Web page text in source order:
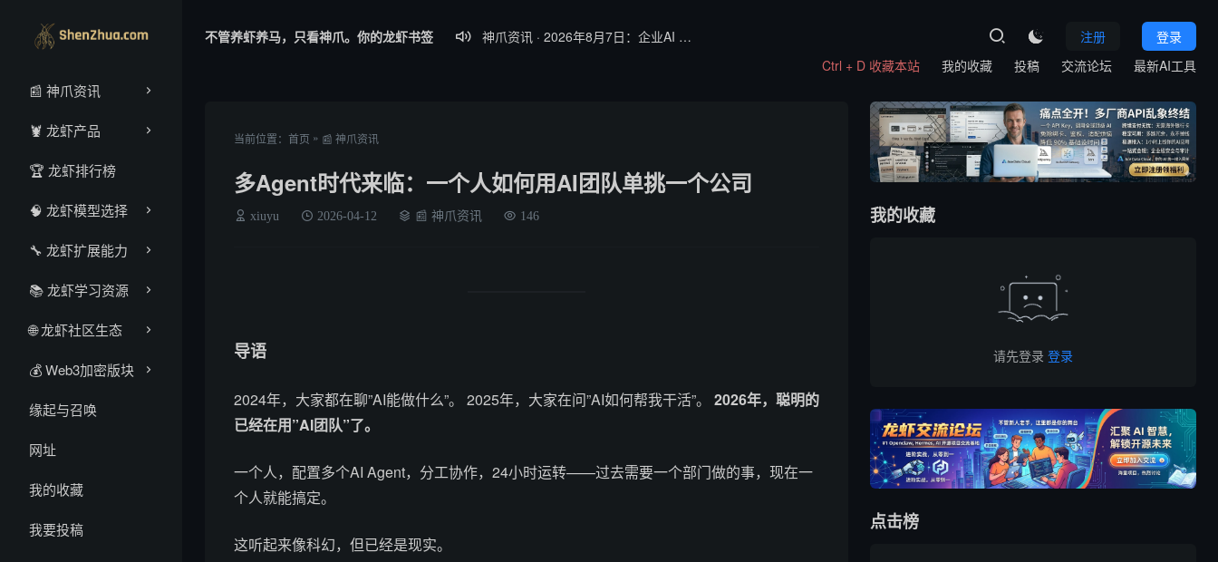
📰 神爪资讯
🦞 龙虾产品
🏆 龙虾排行榜
🧠 龙虾模型选择
🔧 龙虾扩展能力
📚 龙虾学习资源
🌐 龙虾社区生态
‌💰‌ Web3加密版块
缘起与召唤
网址
我的收藏
我要投稿
不管养虾养马，只看神爪。你的龙虾书签 
神爪资讯 · 2026年8月7日：企业AI Agent部署率破54%、Claude Haiku 4.5性能比肩GPT-5
登录
注册

我的收藏 投稿 交流论坛 最新AI工具
Ctrl + D 收藏本站
当前位置： 首页 » 📰 神爪资讯
多Agent时代来临：一个人如何用AI团队单挑一个公司
xiuyu 2026-04-12 📰 神爪资讯 146
导语
2024年，大家都在聊”AI能做什么”。 2025年，大家在问”AI如何帮我干活”。 2026年，聪明的
已经在用”AI团队”了。
一个人，配置多个AI Agent，分工协作，24小时运转——过去需要一个部门做的事，现在一
个人就能搞定。
这听起来像科幻，但已经是现实。
我的收藏
请先登录 登录
点击榜